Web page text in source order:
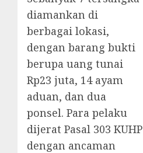
diamankan di
berbagai lokasi,
dengan barang bukti
berupa uang tunai
Rp23 juta, 14 ayam
aduan, dan dua
ponsel. Para pelaku
dijerat Pasal 303 KUHP
dengan ancaman